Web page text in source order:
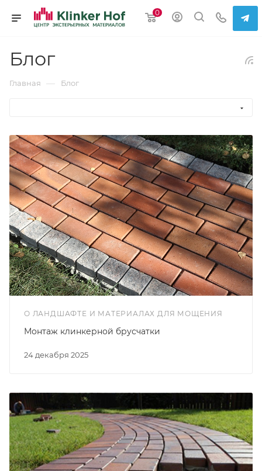
0
Блог
Главная — Блог
О ЛАНДШАФТЕ И МАТЕРИАЛАХ ДЛЯ МОЩЕНИЯ
24 декабря 2025
Монтаж клинкерной брусчатки